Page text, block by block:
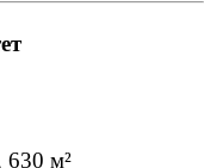
630 м²